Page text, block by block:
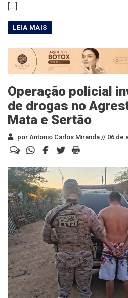
[…]
Operação policial
de drogas no
Mata e Sertão
por Antonio Carlos Miranda // 06 de